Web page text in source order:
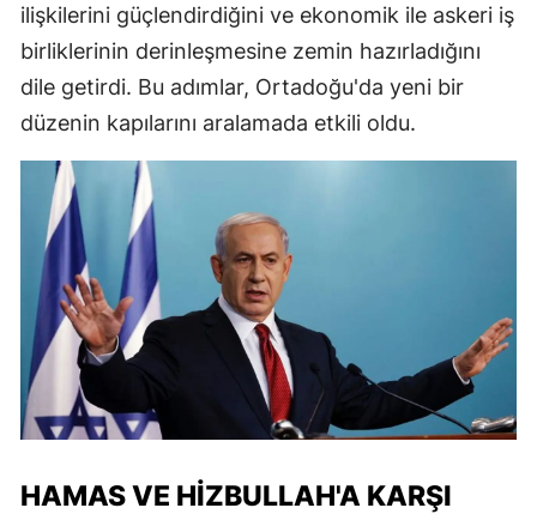
ilişkilerini güçlendirdiğini ve ekonomik ile askeri iş
birliklerinin derinleşmesine zemin hazırladığını
dile getirdi. Bu adımlar, Ortadoğu'da yeni bir
düzenin kapılarını aralamada etkili oldu.
HAMAS VE HIZBULLAH'A KARŞI